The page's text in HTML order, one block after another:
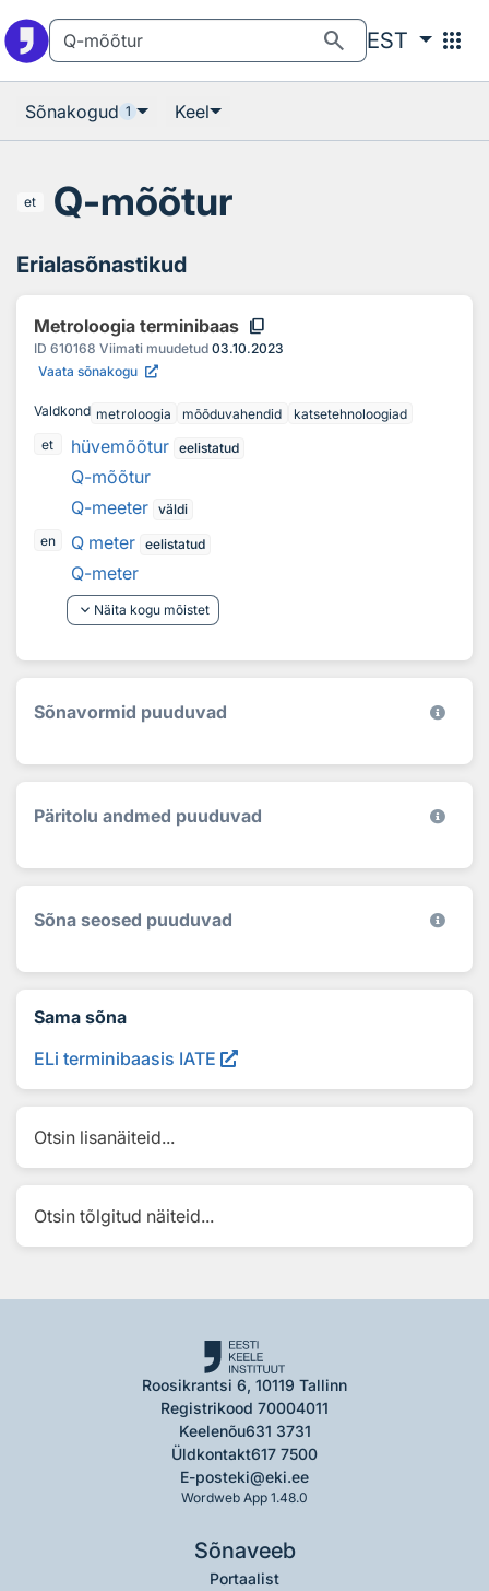
search EST apps
Sõnakogud 1 Keel
et Q-mõõtur
Erialasõnastikud
Metroloogia terminibaas content_copy
ID 610168 Viimati muudetud 03.10.2023
Vaata sõnakogu
Valdkond metroloogia mõõduvahendid
katsetehnoloogiad
et
hüvemõõtur eelistatud
Q-mõõtur
Q-meeter väldi
en
Q meter eelistatud
Q-meter
keyboard_arrow_down Näita kogu mõistet
Sõnavormid puuduvad
Päritolu andmed puuduvad
Sõna seosed puuduvad
Sama sõna
ELi terminibaasis IATE
Otsin lisanäiteid...
Otsin tõlgitud näiteid...
Roosikrantsi 6, 10119 Tallinn
Registrikood 70004011
Keelenõu631 3731
Üldkontakt617 7500
E-posteki@eki.ee
Wordweb App 1.48.0
Sõnaveeb
Portaalist